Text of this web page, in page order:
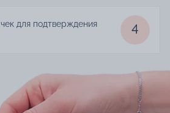
для подтверждения
4